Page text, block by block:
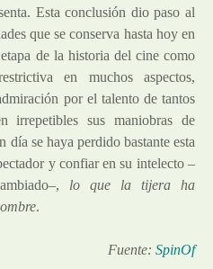
Esta conclusión dio paso al
que se conserva hasta hoy en
de la historia del cine como
en muchos aspectos,
por el talento de tantos
irrepetibles sus maniobras de
día se haya perdido bastante esta
y confiar en su intelecto –
lo que la tijera ha
.
Fuente: SpinOf